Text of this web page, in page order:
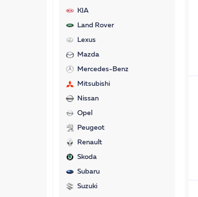
KIA
Land Rover
Lexus
Mazda
Mercedes-Benz
Mitsubishi
Nissan
Opel
Peugeot
Renault
Skoda
Subaru
Suzuki